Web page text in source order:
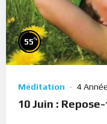
55%
Méditation 4
10 Juin :